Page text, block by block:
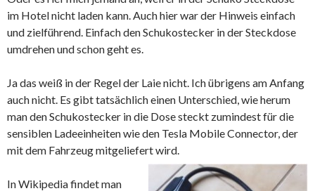
im Hotel nicht laden kann. Auch hier war der Hinweis einfach
und zielführend. Einfach den Schukostecker in der Steckdose
umdrehen und schon geht es.
Ja das weiß in der Regel der Laie nicht. Ich übrigens am Anfang
auch nicht. Es gibt tatsächlich einen Unterschied, wie herum
man den Schukostecker in die Dose steckt zumindest für die
sensiblen Ladeeinheiten wie den Tesla Mobile Connector, der
mit dem Fahrzeug mitgeliefert wird.
In Wikipedia findet man